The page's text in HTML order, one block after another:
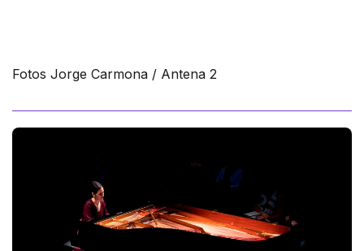
Fotos Jorge Carmona / Antena 2